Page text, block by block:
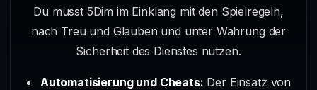
Du musst 5Dim im Einklang mit den Spielregeln,
nach Treu und Glauben und unter Wahrung der
Sicherheit des Dienstes nutzen.
Automatisierung und Cheats: Der Einsatz von